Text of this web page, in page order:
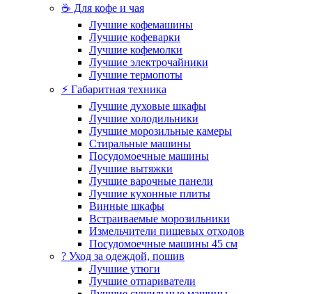
☕ Для кофе и чая
Лучшие кофемашины
Лучшие кофеварки
Лучшие кофемолки
Лучшие электрочайники
Лучшие термопоты
⚡ Габаритная техника
Лучшие духовые шкафы
Лучшие холодильники
Лучшие морозильные камеры
Стиральные машины
Посудомоечные машины
Лучшие вытяжки
Лучшие варочные панели
Лучшие кухонные плиты
Винные шкафы
Встраиваемые морозильники
Измельчители пищевых отходов
Посудомоечные машины 45 см
? Уход за одеждой, пошив
Лучшие утюги
Лучшие отпариватели